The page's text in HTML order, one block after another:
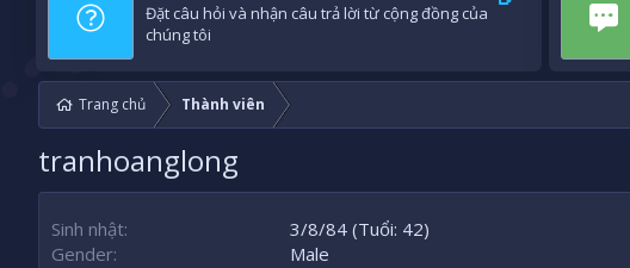
Đặt câu hỏi và nhận câu trả lời từ cộng đồng của
chúng tôi
Trang chủ Thành viên
tranhoanglong
Sinh nhật
3/8/84 (Tuổi: 42)
Gender
Male